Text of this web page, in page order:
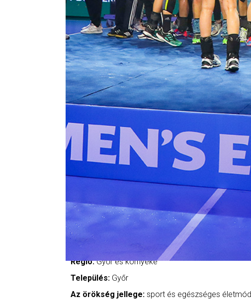
Régió:Győr és környéke
Település: Győr
Az örökség jellege: sport és egészséges életmód